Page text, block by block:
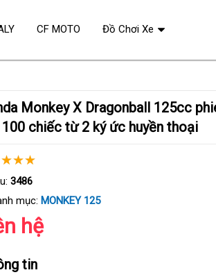
100 chiếc từ 2 ký ức huyền thoại
3486
mục: MONKEY 125
hệ
tin
CF MOTO Đồ Chơi Xe